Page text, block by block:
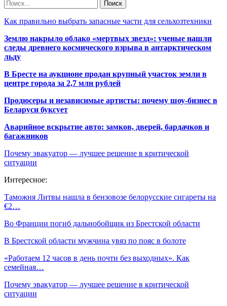
Как правильно выбрать запасные части для сельхозтехники
Землю накрыло облако «мертвых звезд»: ученые нашли
следы древнего космического взрыва в антарктическом
льду
В Бресте на аукционе продан крупный участок земли в
центре города за 2,7 млн рублей
Продюсеры и независимые артисты: почему шоу-бизнес в
Беларуси буксует
Аварийное вскрытие авто: замков, дверей, бардачков и
багажников
Почему эвакуатор — лучшее решение в критической
ситуации
Интересное:
Таможня Литвы нашла в бензовозе белорусские сигареты на
€2…
Во Франции погиб дальнобойщик из Брестской области
В Брестской области мужчина увяз по пояс в болоте
«Работаем 12 часов в день почти без выходных». Как
семейная…
Почему эвакуатор — лучшее решение в критической
ситуации